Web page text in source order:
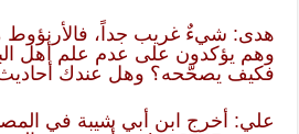
هدى: شيءٌ غريب جداً، فالأرنؤوط
وهم يؤكدون على عدم علم أهل
فكيف يصحّحه؟ وهل عندك